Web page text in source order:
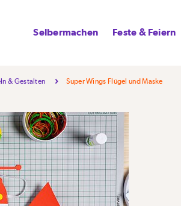
Selbermachen Feste & Feiern
& Gestalten Super Wings Flügel und Maske